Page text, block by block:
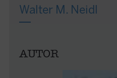
Walter M. Neidl
AUTOR